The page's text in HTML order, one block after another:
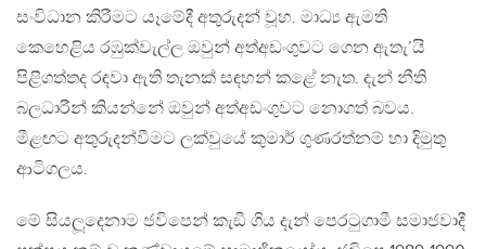
සංවිධාන කිරීමට යෑමේදී අතුරුදන් වූහ. මාධ්‍ය ඇමති
කෙහෙළිය රඹුක්වැල්ල ඔවුන් අත්අඩංගුවට ගෙන ඇතැ’යි
පිළිගත්තද රඳවා ඇති තැනක් සඳහන් කළේ නැත. දැන් නීති
බලධාරීන් කියන්නේ ඔවුන් අත්අඩංගුවට නොගත් බවය.
මීළඟට අතුරුදන්වීමට ලක්වුයේ කුමාර් ගුණරත්නම් හා දිමුතු
ආටිගලය.
මේ සියලූදෙනාම ජවිපෙන් කැඞී ගිය දැන් පෙරටුගාමී සමාජවාදී